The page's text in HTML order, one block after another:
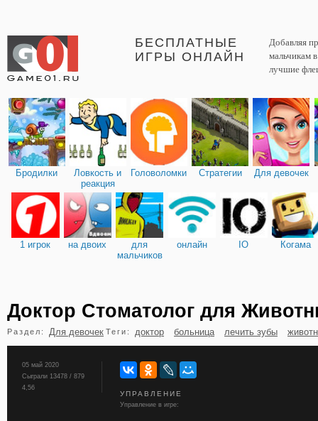
БЕСПЛАТНЫЕ
ИГРЫ ОНЛАЙН
Добавляя
мальчикам
лучшие
Бродилки
Ловкость и
реакция
Головоломки Стратегии Для девочек
1 игрок на двоих
для
мальчиков
онлайн IO Когама
бильярд карты
Доктор Стоматолог для
Раздел: Для девочек Теги: доктор больница лечить зубы
05 май 2020
Сыграли 13478 / 879
4,56
УПРАВЛЕНИЕ
Управление в игре: